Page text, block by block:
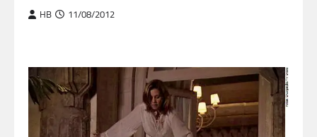
HB 11/08/2012